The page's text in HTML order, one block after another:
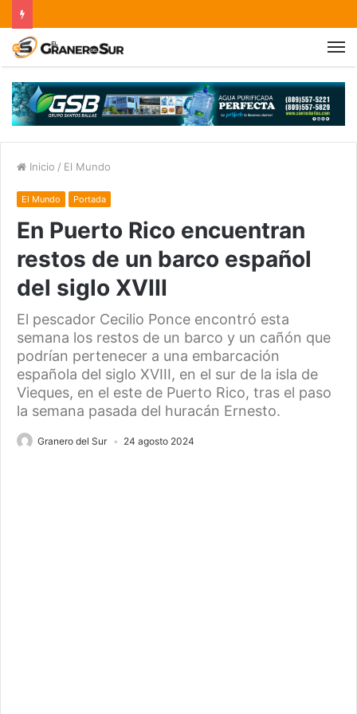
Inicio / El Mundo
El Mundo Portada
En Puerto Rico encuentran
restos de un barco español
del siglo XVIII
El pescador Cecilio Ponce encontró esta
semana los restos de un barco y un cañón que
podrían pertenecer a una embarcación
española del siglo XVIII, en el sur de la isla de
Vieques, en el este de Puerto Rico, tras el paso
la semana pasada del huracán Ernesto.
Granero del Sur 24 agosto 2024